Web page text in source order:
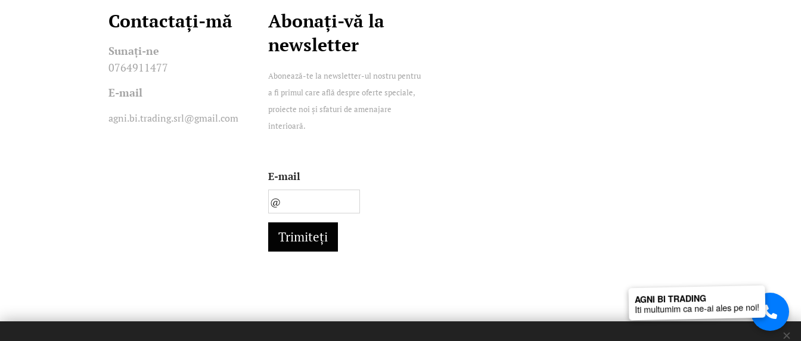
AGNI BI TRADING
Iti multumim ca ne-ai ales pe noi!
Contactați-mă
Sunați-ne
0764911477
E-mail
agni.bi.trading.srl@gmail.com
Abonați-vă la
newsletter
Abonează-te la newsletter-ul nostru pentru
a fi primul care află despre oferte speciale,
proiecte noi și sfaturi de amenajare
interioară.
E-mail
Trimiteți